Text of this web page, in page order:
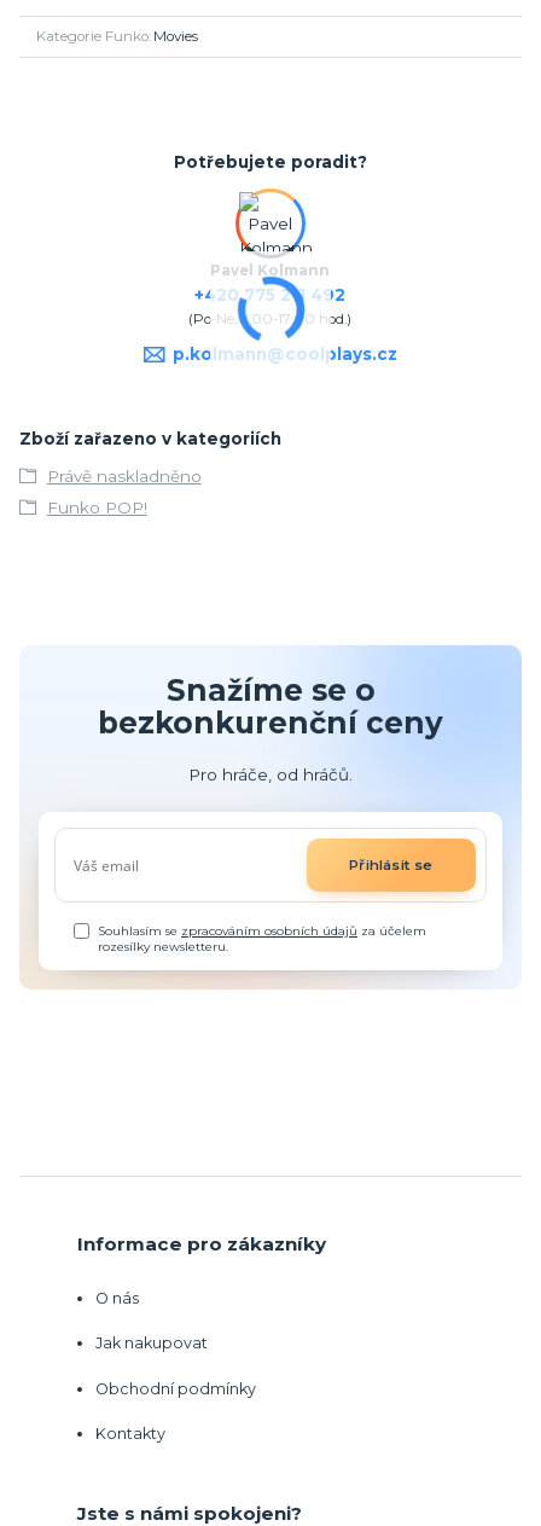
Kategorie Funko Movies
Potřebujete poradit?
Pavel Kolmann
+420 775 211 492
(Po-Ne, 8:00-17:00 hod.)
p.kolmann@coolplays.cz
Zboží zařazeno v kategoriích
Právě naskladněno
Funko POP!
Snažíme se o
bezkonkurenční ceny
Pro hráče, od hráčů.
Přihlásit se
Souhlasím se zpracováním osobních údajů za účelem
rozesílky newsletteru.
Informace pro zákazníky
O nás
Jak nakupovat
Obchodní podmínky
Kontakty
Jste s námi spokojeni?